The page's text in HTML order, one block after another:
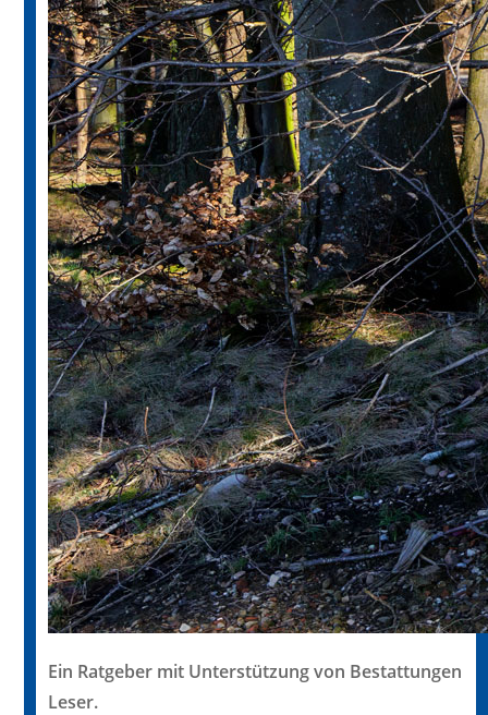
Ein Ratgeber mit Unterstützung von Bestattungen
Leser.